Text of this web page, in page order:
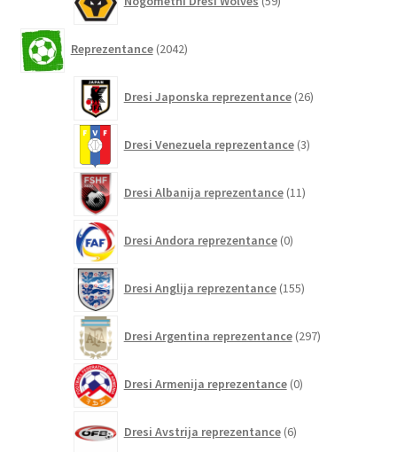
izdelkov
Reprezentance 2042izdelkov
Dresi Japonska reprezentance 26izdelkov
Dresi Venezuela reprezentance 3izdelki
Dresi Albanija reprezentance 11izdelkov
Dresi Andora reprezentance 0izdelkov
Dresi Anglija reprezentance 155izdelkov
Dresi Argentina reprezentance 297izdelkov
Dresi Armenija reprezentance 0izdelkov
Dresi Avstrija reprezentance 6izdelkov